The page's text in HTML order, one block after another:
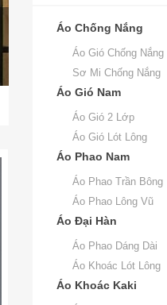
Áo Chống Nắng
Áo Gió Chống Nắng
Sơ Mi Chống Nắng
Áo Gió Nam
Áo Gió 2 Lớp
Áo Gió Lót Lông
Áo Phao Nam
Áo Phao Trần Bông
Áo Phao Lông Vũ
Áo Đại Hàn
Áo Phao Dáng Dài
Áo Khoác Lót Lông
Áo Khoác Kaki